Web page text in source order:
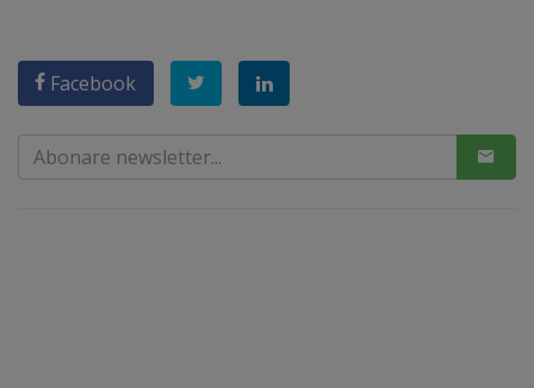
Facebook